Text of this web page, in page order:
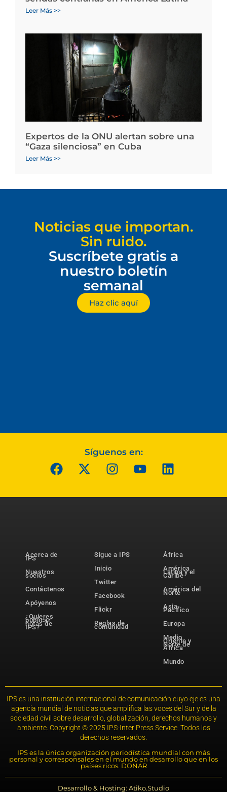
Leer Más >>
Expertos de la ONU alertan sobre una
“Gaza silenciosa” en Cuba
Leer Más >>
Noticias que importan.
Sin ruido.
Suscríbete gratis a
nuestro boletín
semanal
Haz clic aquí
Síguenos en:
Acerca de
IPS
Nuestros
socios
Contáctenos
Apóyenos
¿Quieres
publicar
notas de
IPS?
Sigue a IPS
Inicio
Twitter
Facebook
Flickr
Reglas de
comunidad
África
América
Latina y el
Caribe
América del
Norte
Asia-
Pacífico
Europa
Medio
Oriente y
Norte de
África
Mundo
IPS es una institución internacional de comunicación cuyo eje es una
agencia mundial de noticias que amplifica las voces del Sur y de la
sociedad civil sobre desarrollo, globalización, derechos humanos y
ambiente. Copyright © 2025 IPS-Inter Press Service. Todos los
derechos reservados.
IPS es la única organización periodística mundial con más
personal y corresponsales en el mundo en desarrollo que en los
países ricos. DONAR
Desarrollo & Hosting: Atiko.Studio